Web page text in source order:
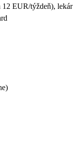
12 EUR/týždeň), lekár